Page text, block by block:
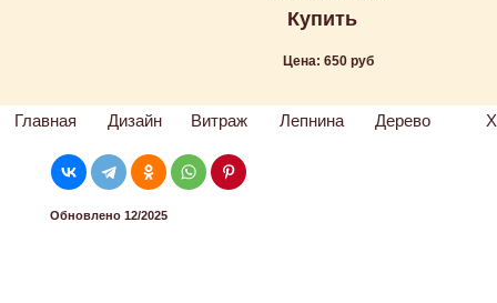
Купить
Цена: 650 руб
Главная Дизайн Витраж Лепнина Дерево
Обновлено 12/2025